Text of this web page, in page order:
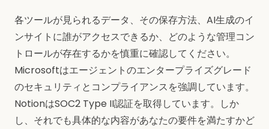
各ツールが見られるデータ、その保存方法、AI生成のイ
ンサイトに誰がアクセスできるか、どのような管理コン
トロールが存在するかを慎重に確認してください。
Microsoftはエージェントのエンタープライズグレード
のセキュリティとコンプライアンスを強調しています。
NotionはSOC2 Type II認証を取得しています。しか
し、それでも具体的な内容があなたの要件を満たすかど